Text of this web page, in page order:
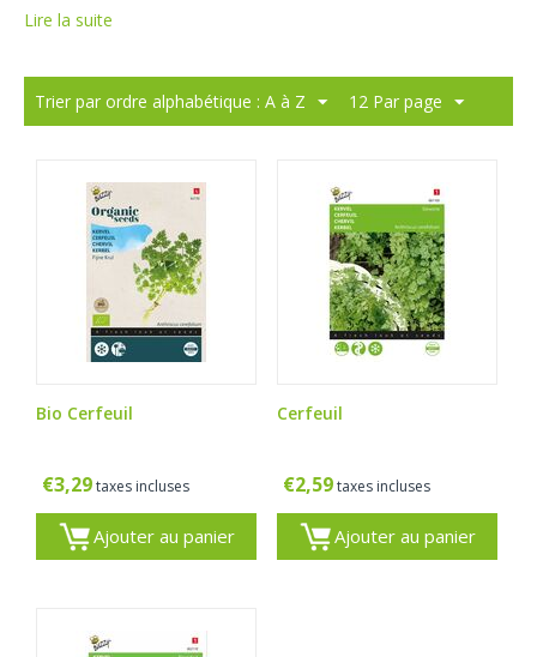
Lire la suite
Trier par ordre alphabétique : A à Z 12 Par page
Bio Cerfeuil
€3,29taxes incluses
Ajouter au panier
Cerfeuil
€2,59 taxes incluses
Ajouter au panier